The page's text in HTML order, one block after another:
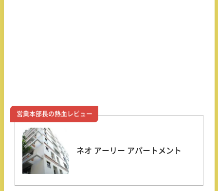
営業本部長の熱血レビュー
ネオ アーリー アパートメント